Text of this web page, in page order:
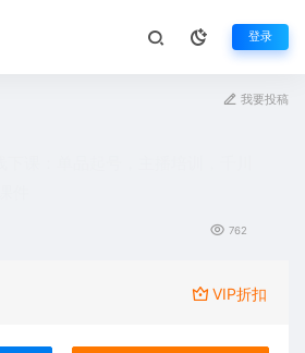
登录
我要投稿
762
VIP折扣